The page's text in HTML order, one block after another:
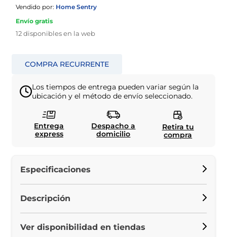
Vendido por: Home Sentry
Envío gratis
12disponibles en la web
Los tiempos de entrega pueden variar según la
ubicación y el método de envío seleccionado.
Entrega
express
Despacho a
domicilio
Retira tu
compra
Especificaciones
Descripción
Ver disponibilidad en tiendas